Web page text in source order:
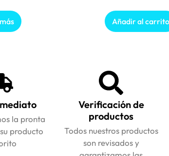
Añadir al carrito
la pronta
producto
Verificación de
productos
Todos nuestros productos
son revisados y